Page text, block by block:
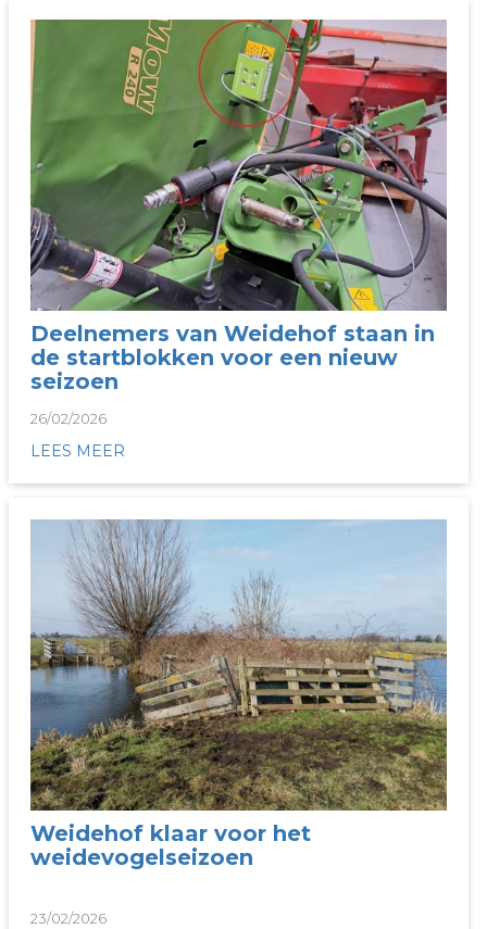
Deelnemers van Weidehof staan in
de startblokken voor een nieuw
seizoen
26/02/2026
LEES MEER
Weidehof klaar voor het
weidevogelseizoen
23/02/2026